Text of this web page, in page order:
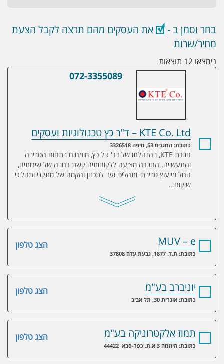
בחר וסמן ב -
את העסקים מהם תרצה לקבל הצעת
מחיר/שרות
נימצאו 12 תוצאות
KTE Co. Ltd – ד"ר כץ טכנולוגיות ועסקים
072-3355089
KTE Co. Ltd – ד"ר כץ טכנולוגיות ועסקים
כתובת: המגנים 53, חיפה 3326518
חברת KTE, בהנהלתו של דר' גיל כץ, מומחים בתחום הסביבה
והתעשייה. החברה מציעה ללקוחותיה קשת רחבה של שירותים,
החל מייעוץ סביבתי ותהליכי ועד לתכנון והקמה של מתקני ותהליכי
שיקום...
הצג טלפון MUV – e
כתובת: ת.ד. 1877, גבעת עדה 37808
הצג טלפון יוניברב בע"מ
כתובת: אוגרית 30, תל אביב
הצג טלפון תמוז אלקטרוניקה בע"מ
כתובת: היוזמה 3 א.ת. כפר-סבא 44422